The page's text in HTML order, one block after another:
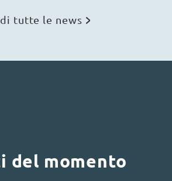
tutte le news
del momento